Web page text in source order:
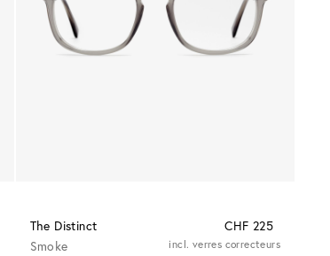
The Distinct
CHF 225
Smoke
incl. verres correcteurs